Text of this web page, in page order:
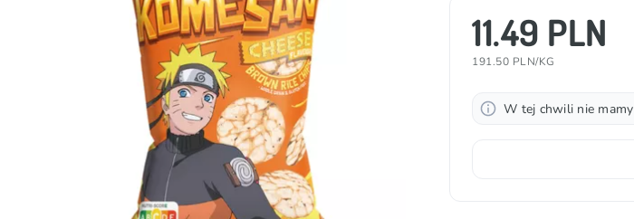
11.49 PLN
191.50 PLN/KG
W tej chwili nie mamy